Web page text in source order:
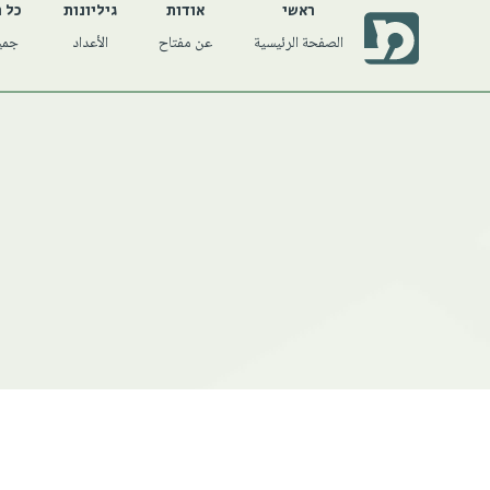
ראשי
الصفحة الرئيسية
אודות
عن مفتاح
גיליונות
الأعداد
כל